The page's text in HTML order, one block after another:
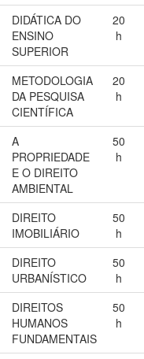
DIDÁTICA DO
ENSINO
SUPERIOR
20
h
METODOLOGIA
DA PESQUISA
CIENTÍFICA
20
h
A
PROPRIEDADE
E O DIREITO
AMBIENTAL
50
h
DIREITO
IMOBILIÁRIO
50
h
DIREITO
URBANÍSTICO
50
h
DIREITOS
HUMANOS
FUNDAMENTAIS
50
h